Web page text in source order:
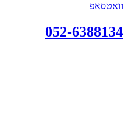
וואטסאפ
052-6388134